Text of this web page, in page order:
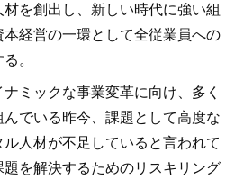
を創出し、新しい時代に強い組
経営の一環として全従業員への
。
ミックな事業変革に向け、多く
でいる昨今、課題として高度な
人材が不足していると言われて
を解決するためのリスキリング